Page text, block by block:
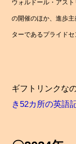
ウォルドール・アス
の開催のほか、進歩
ターであるプライドセ
ギフトリンクな
き52カ所の英語